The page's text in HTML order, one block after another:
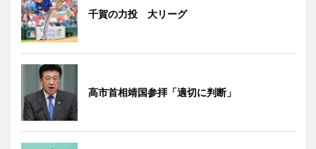
千賀の力投 大リーグ
高市首相靖国参拝「適切に判断」